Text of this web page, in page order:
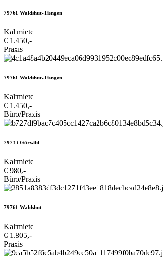
79761 Waldshut-Tiengen
Kaltmiete
€ 1.450,-
Praxis
79761 Waldshut-Tiengen
Kaltmiete
€ 1.450,-
Büro/Praxis
79733 Görwihl
Kaltmiete
€ 980,-
Büro/Praxis
79761 Waldshut
Kaltmiete
€ 1.805,-
Praxis